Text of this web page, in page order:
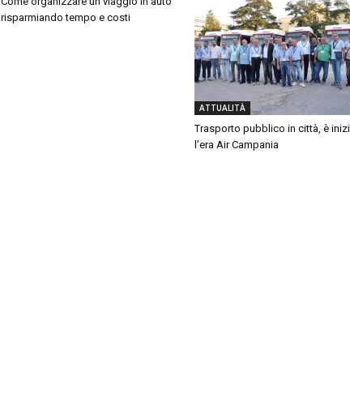
risparmiando tempo e costi
ATTUALITÀ
Trasporto pubblico in città, è
l’era Air Campania